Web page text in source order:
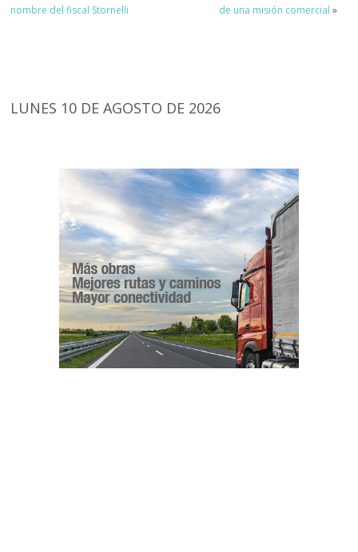
nombre del fiscal Stornelli
de una misión comercial »
LUNES 10 DE AGOSTO DE 2026